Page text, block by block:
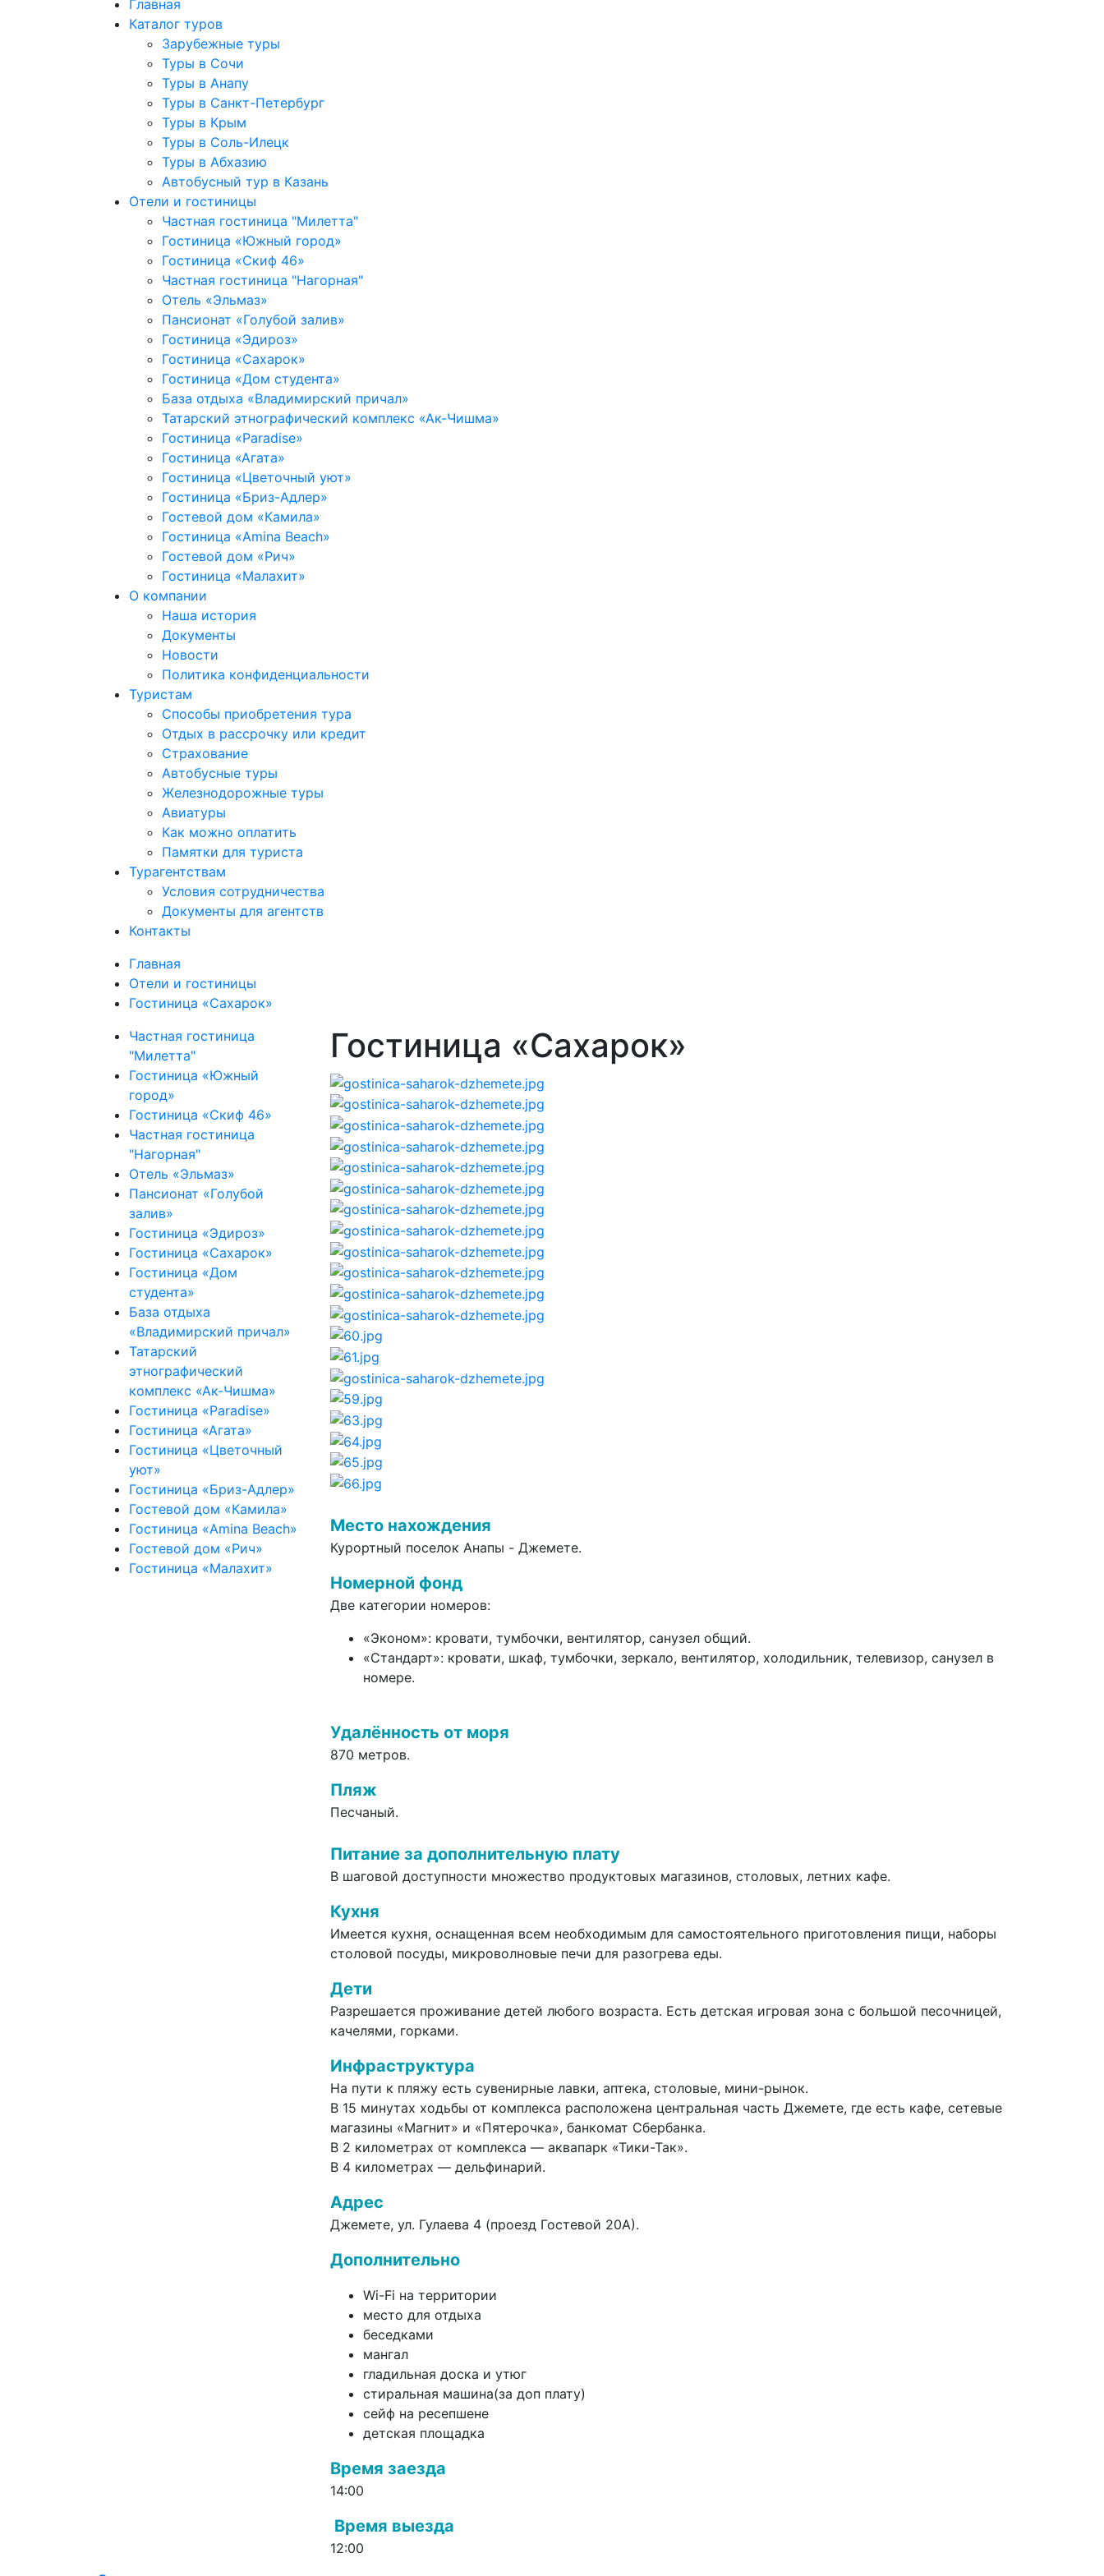
Главная
Каталог туров
Зарубежные туры
Туры в Сочи
Туры в Анапу
Туры в Санкт-Петербург
Туры в Крым
Туры в Соль-Илецк
Туры в Абхазию
Автобусный тур в Казань
Отели и гостиницы
Частная гостиница "Милетта"
Гостиница «Южный город»
Гостиница «Скиф 46»
Частная гостиница "Нагорная"
Отель «Эльмаз»
Пансионат «Голубой залив»
Гостиница «Эдироз»
Гостиница «Сахарок»
Гостиница «Дом студента»
База отдыха «Владимирский причал»
Татарский этнографический комплекс «Ак-Чишма»
Гостиница «Paradise»
Гостиница «Агата»
Гостиница «Цветочный уют»
Гостиница «Бриз-Адлер»
Гостевой дом «Камила»
Гостиница «Amina Beach»
Гостевой дом «Рич»
Гостиница «Малахит»
О компании
Наша история
Документы
Новости
Политика конфиденциальности
Туристам
Способы приобретения тура
Отдых в рассрочку или кредит
Страхование
Автобусные туры
Железнодорожные туры
Авиатуры
Как можно оплатить
Памятки для туриста
Турагентствам
Условия сотрудничества
Документы для агентств
Контакты
Главная
Отели и гостиницы
Гостиница «Сахарок»
Частная гостиница
"Милетта"
Гостиница «Южный
город»
Гостиница «Скиф 46»
Частная гостиница
"Нагорная"
Отель «Эльмаз»
Пансионат «Голубой
залив»
Гостиница «Эдироз»
Гостиница «Сахарок»
Гостиница «Дом
студента»
База отдыха
«Владимирский причал»
Татарский
этнографический
комплекс «Ак-Чишма»
Гостиница «Paradise»
Гостиница «Агата»
Гостиница «Цветочный
уют»
Гостиница «Бриз-Адлер»
Гостевой дом «Камила»
Гостиница «Amina Beach»
Гостевой дом «Рич»
Гостиница «Малахит»
Гостиница «Сахарок»
Место нахождения
Курортный поселок Анапы - Джемете.
Номерной фонд
Две категории номеров:
«Эконом»: кровати, тумбочки, вентилятор, санузел общий.
«Стандарт»: кровати, шкаф, тумбочки, зеркало, вентилятор, холодильник, телевизор, санузел в
номере.
Удалённость от моря
870 метров.
Пляж
Песчаный.
Питание за дополнительную плату
В шаговой доступности множество продуктовых магазинов, столовых, летних кафе.
Кухня
Имеется кухня, оснащенная всем необходимым для самостоятельного приготовления пищи, наборы
столовой посуды, микроволновые печи для разогрева еды.
Дети
Разрешается проживание детей любого возраста. Есть детская игровая зона с большой песочницей,
качелями, горками.
Инфраструктура
На пути к пляжу есть сувенирные лавки, аптека, столовые, мини-рынок.
В 15 минутах ходьбы от комплекса расположена центральная часть Джемете, где есть кафе, сетевые
магазины «Магнит» и «Пятерочка», банкомат Сбербанка.
В 2 километрах от комплекса — аквапарк «Тики-Так».
В 4 километрах — дельфинарий.
Адрес
Джемете, ул. Гулаева 4 (проезд Гостевой 20А).
Дополнительно
Wi-Fi на территории
место для отдыха
беседками
мангал
гладильная доска и утюг
стиральная машина(за доп плату)
сейф на ресепшене
детская площадка
Время заезда
14:00
Время выезда
12:00